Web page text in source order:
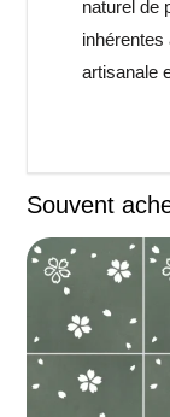
naturel de
artisanale
Souvent